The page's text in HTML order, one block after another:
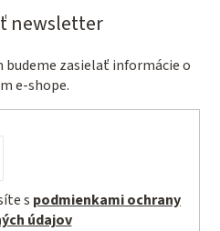
newsletter
budeme zasielať informácie o
e-shope.
s podmienkami ochrany
údajov